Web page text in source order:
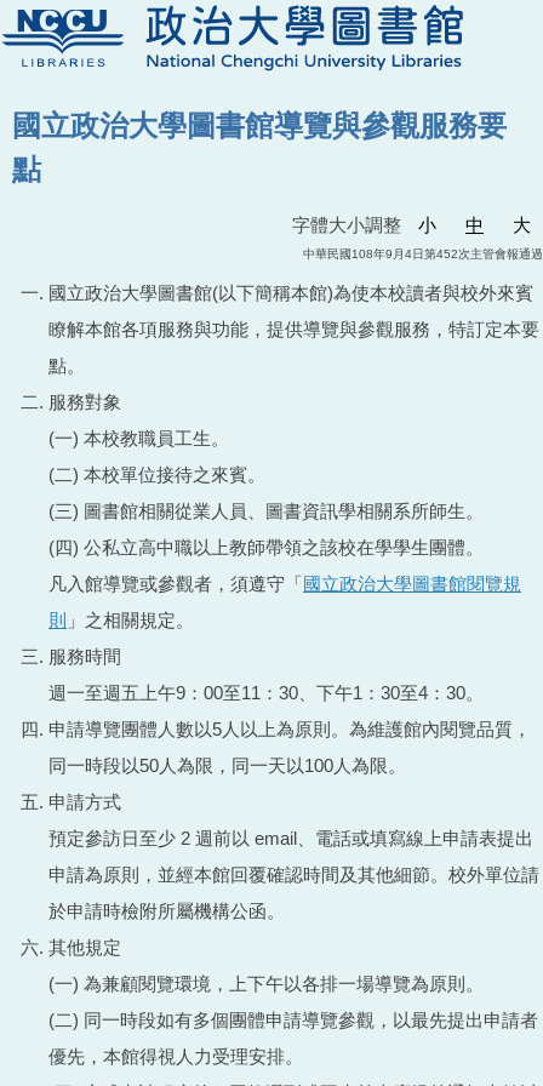
國立政治大學圖書館導覽與參觀服務要
點
字體大小調整 小 中 大
中華民國108年9月4日第452次主管會報通過
國立政治大學圖書館(以下簡稱本館)為使本校讀者與校外來賓
瞭解本館各項服務與功能，提供導覽與參觀服務，特訂定本要
點。
服務對象
(一) 本校教職員工生。
(二) 本校單位接待之來賓。
(三) 圖書館相關從業人員、圖書資訊學相關系所師生。
(四) 公私立高中職以上教師帶領之該校在學學生團體。
凡入館導覽或參觀者，須遵守「國立政治大學圖書館閱覽規
則 」之相關規定。
服務時間
週一至週五上午9：00至11：30、下午1：30至4：30。
申請導覽團體人數以5人以上為原則。為維護館內閱覽品質，
同一時段以50人為限，同一天以100人為限。
申請方式
預定參訪日至少 2 週前以 email、電話或填寫線上申請表提出
申請為原則，並經本館回覆確認時間及其他細節。校外單位請
於申請時檢附所屬機構公函。
其他規定
(一) 為兼顧閱覽環境，上下午以各排一場導覽為原則。
(二) 同一時段如有多個團體申請導覽參觀，以最先提出申請者
優先，本館得視人力受理安排。